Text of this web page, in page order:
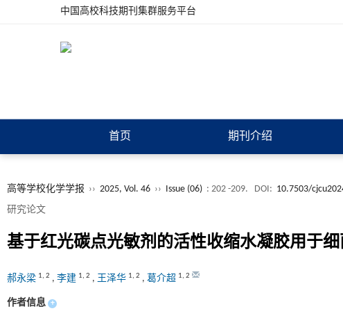
中国高校科技期刊集群服务平台
首页 期刊介绍
高等学校化学学报 ›› 2025, Vol. 46 ›› Issue (06) : 202 -209. DOI: 10.7503/
研究论文
基于红光碳点光敏剂的活性收缩水凝胶用于
郝永梁 1, 2 , 李建 1, 2 , 王泽华 1, 2 , 葛介超 1, 2
作者信息 +